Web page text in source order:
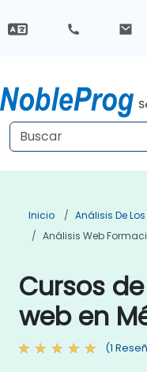
Inicio
Análisis De
Análisis Web
Cursos
web en
(1